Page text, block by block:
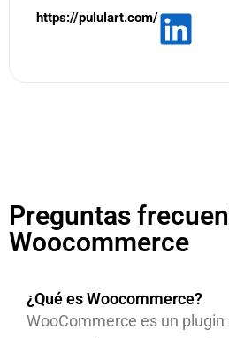
https://pululart.com/
Preguntas
Woocommerce
¿Qué es Woocommerce?
WooCommerce es un